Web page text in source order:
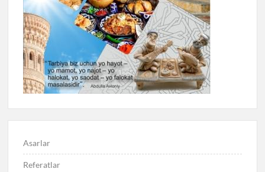
Asarlar
Referatlar